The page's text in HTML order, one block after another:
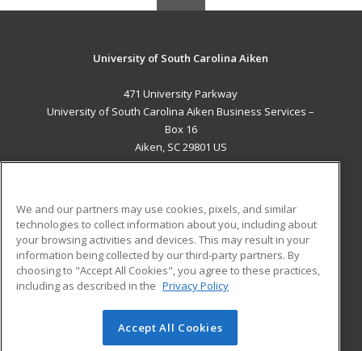
University of South Carolina Aiken
471 University Parkway
University of South Carolina Aiken Business Services –
Box 16
Aiken, SC 29801 US
ADDITIONAL RESOURCES
Military
Financial Assistance
Help
Student Blog
© 2026 ed2go, a division of Cengage Learning. All rights
We and our partners may use cookies, pixels, and similar
technologies to collect information about you, including about
your browsing activities and devices. This may result in your
information being collected by our third-party partners. By
choosing to "Accept All Cookies", you agree to these practices,
including as described in the Privacy Policy
Accept All Cookies